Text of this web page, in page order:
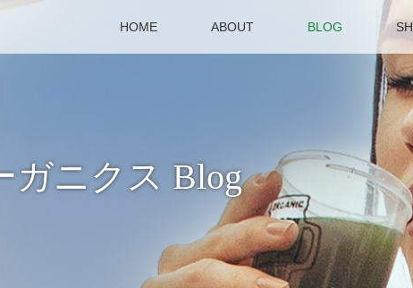
HOME ABOUT BLOG
ガニクス Blog